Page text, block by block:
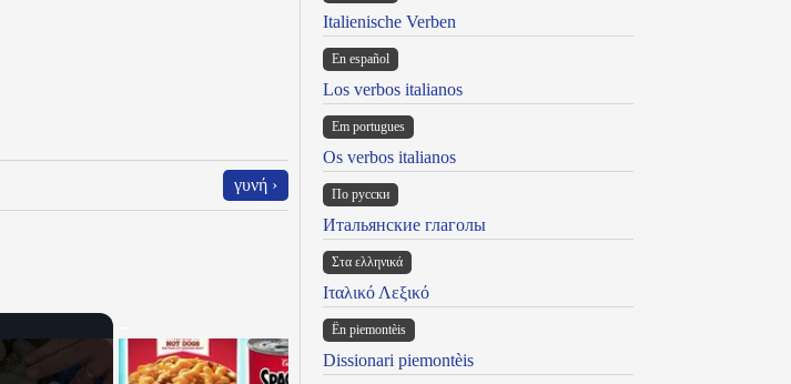
γυνή ›
Italienische Verben
En español
Los verbos italianos
Em portugues
Os verbos italianos
По русски
Итальянские глаголы
Στα ελληνικά
Ιταλικό Λεξικό
Ën piemontèis
Dissionari piemontèis